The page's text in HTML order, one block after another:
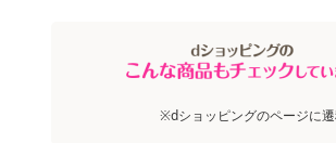
※お申込み頂きました商品の同梱、お届けの日
※dショッピングのページに遷